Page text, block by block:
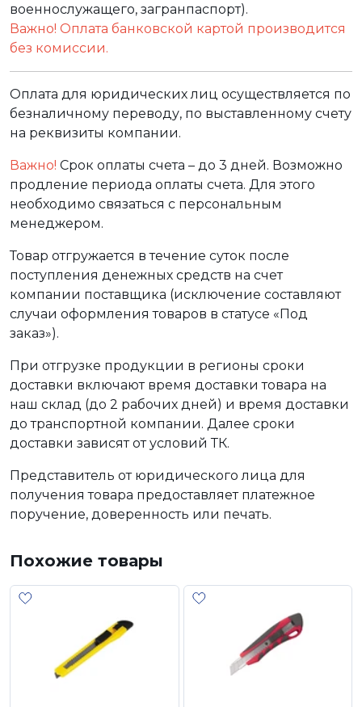
военнослужащего, загранпаспорт).
Важно! Оплата банковской картой производится
без комиссии.
Оплата для юридических лиц осуществляется по
безналичному переводу, по выставленному счету
на реквизиты компании.
Важно! Срок оплаты счета – до 3 дней. Возможно
продление периода оплаты счета. Для этого
необходимо связаться с персональным
менеджером.
Товар отгружается в течение суток после
поступления денежных средств на счет
компании поставщика (исключение составляют
случаи оформления товаров в статусе «Под
заказ»).
При отгрузке продукции в регионы сроки
доставки включают время доставки товара на
наш склад (до 2 рабочих дней) и время доставки
до транспортной компании. Далее сроки
доставки зависят от условий ТК.
Представитель от юридического лица для
получения товара предоставляет платежное
поручение, доверенность или печать.
Похожие товары